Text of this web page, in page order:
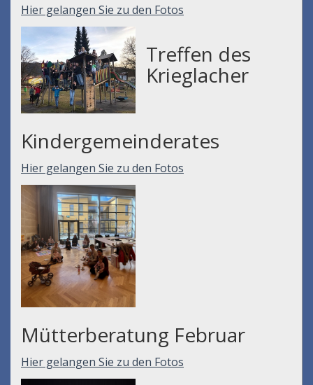
Hier gelangen Sie zu den Fotos
Treffen des
Krieglacher
Kindergemeinderates
Hier gelangen Sie zu den Fotos
Mütterberatung Februar
Hier gelangen Sie zu den Fotos